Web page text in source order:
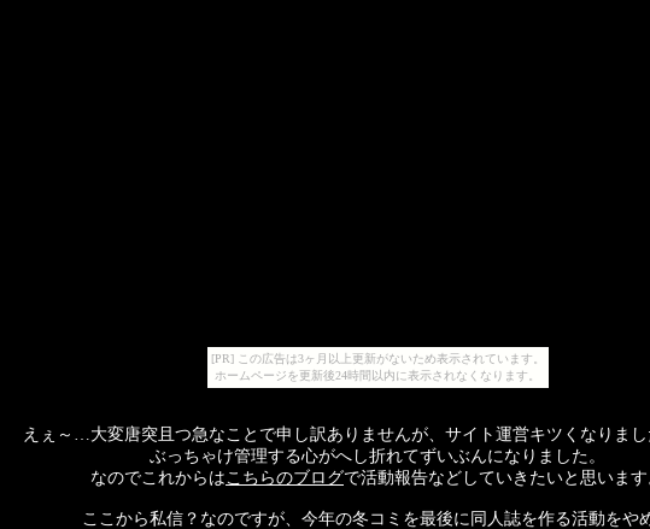
[PR] この広告は3ヶ月以上更新がないため表示されています。
ホームページを更新後24時間以内に表示されなくなります。
えぇ～…大変唐突且つ急なことで申し訳ありませんが、サイト運営キツくなりまし
ぶっちゃけ管理する心がへし折れてずいぶんになりました。
なのでこれからはこちらのブログで活動報告などしていきたいと思います
ここから私信？なのですが、今年の冬コミを最後に同人誌を作る活動をや